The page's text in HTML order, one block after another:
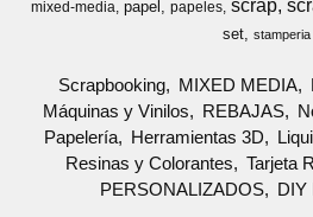
mixed-media papel papeles scrap
set stamperia
Scrapbooking MIXED MEDIA
Máquinas y Vinilos
REBAJAS
Papelería
Herramientas 3D
Resinas y Colorantes
Tarjeta
PERSONALIZADOS
DIY